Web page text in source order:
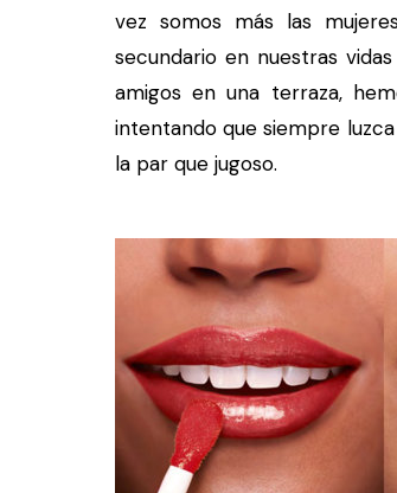
vez somos más las
secundario en nuestras
amigos en una terraza,
intentando que siempre
la par que jugoso.